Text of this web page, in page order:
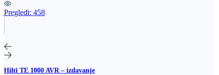
Pregledi: 458
Hilti TE 1000 AVR – izdavanje